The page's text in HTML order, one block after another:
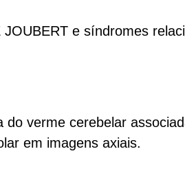
e síndromes
verme cerebelar
em imagens axiais.